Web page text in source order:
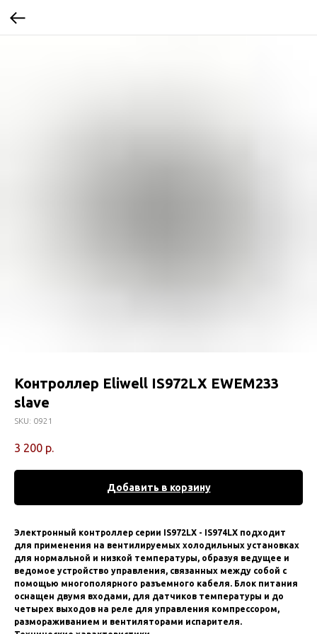
Контроллер Eliwell IS972LX EWEM233
slave
SKU: 0921
3 200 р.
Добавить в корзину
Электронный контроллер серии IS972LX - IS974LX подходит
для применения на вентилируемых холодильных установках
для нормальной и низкой температуры, образуя ведущее и
ведомое устройство управления, связанных между собой с
помощью многополярного разъемного кабеля. Блок питания
оснащен двумя входами, для датчиков температуры и до
четырех выходов на реле для управления компрессором,
размораживанием и вентиляторами испарителя.